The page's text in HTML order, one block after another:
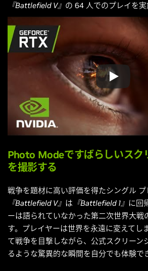
『Battlefield V』 の 64 人でのプレイを実
Photo Modeですばらしいスク
を撮影する
戦争を題材に高い評価を得たシングル
『Battlefield V』 は 『Battlefield 1』 に回
ーは語られていなかった第二次世界大戦
す。プレイヤーは世界を永遠に変えてし
て戦争を目撃しながら、公式スクリーン
るような驚異的な瞬間を自分でも体験で